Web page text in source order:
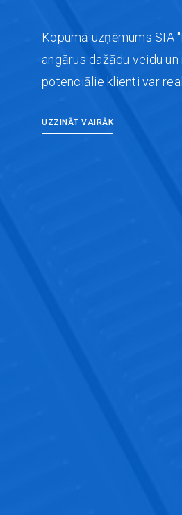
Kopumā uzņēmums SIA
angārus dažādu veidu
potenciālie klienti var
UZZINĀT VAIRĀK